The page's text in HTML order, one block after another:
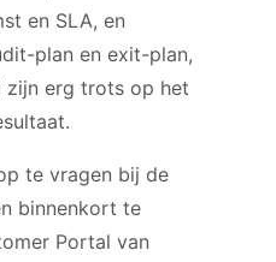
en SLA, en
plan en exit-plan,
zijn erg trots op het
te vragen bij de
binnenkort te
Portal van